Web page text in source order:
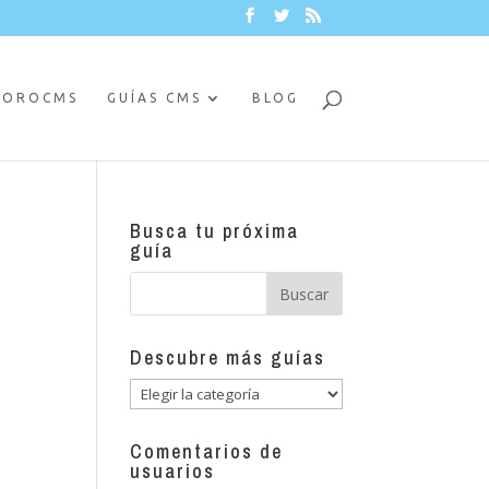
GUÍAS CMS BLOG
Busca tu próxima
guía
Descubre más guías
Descubre
guías
Comentarios de
usuarios